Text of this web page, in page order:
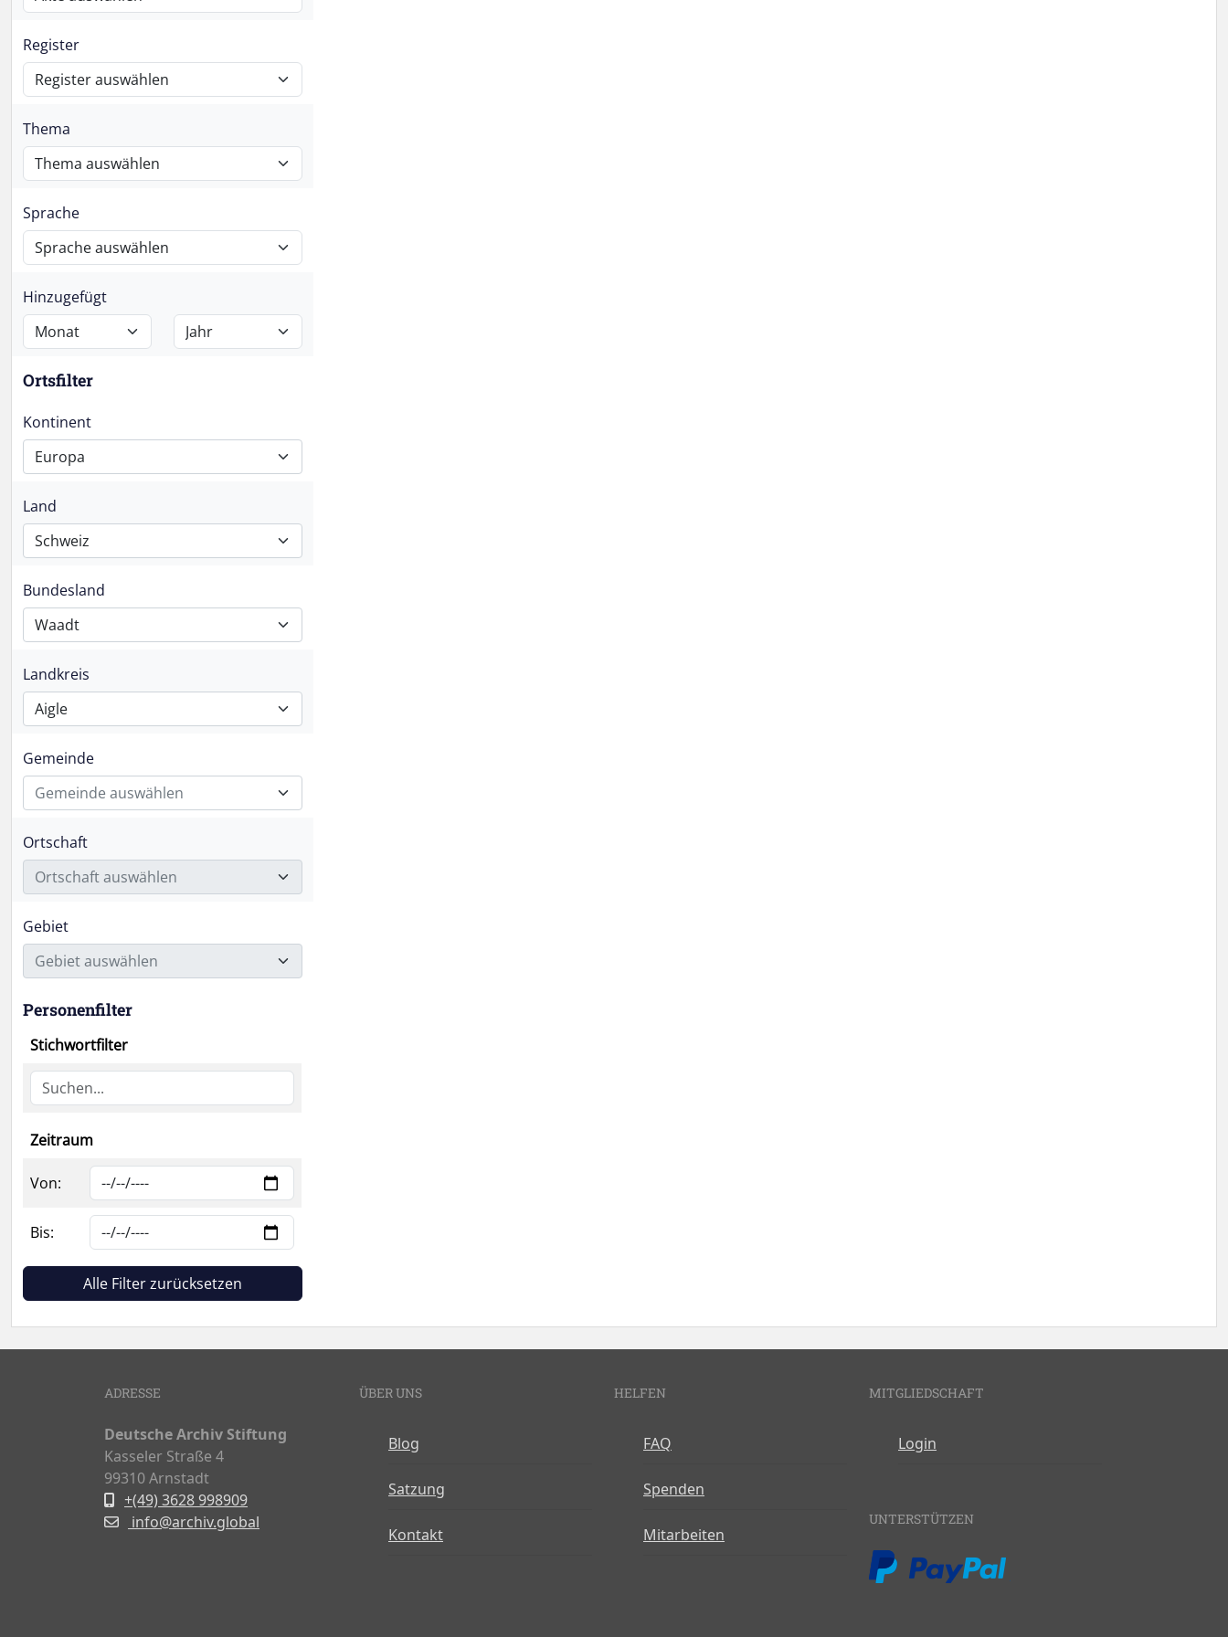
Register
Thema
Sprache
Hinzugefügt
Ortsfilter
Kontinent
Europa
Land
Schweiz
Bundesland
Waadt
Landkreis
Aigle
Gemeinde
Gemeinde auswählen
Ortschaft
Ortschaft auswählen
Gebiet
Gebiet auswählen
Personenfilter
Stichwortfilter
Zeitraum
Von:
Bis:
Alle Filter zurücksetzen
ADRESSE
Deutsche Archiv Stiftung
Kasseler Straße 4
99310 Arnstadt
+(49) 3628 998909
info@archiv.global
ÜBER UNS
Blog
Satzung
Kontakt
HELFEN
FAQ
Spenden
Mitarbeiten
MITGLIEDSCHAFT
Login
UNTERSTÜTZEN